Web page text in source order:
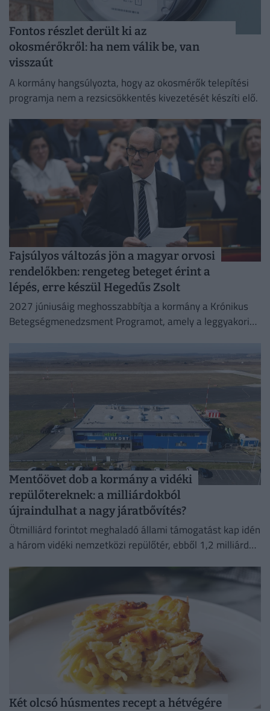
Fontos részlet derült ki az
okosmérőkről: ha nem válik be, van
visszaút
A kormány hangsúlyozta, hogy az okosmérők telepítési
programja nem a rezsicsökkentés kivezetését készíti elő.
Fajsúlyos változás jön a magyar orvosi
rendelőkben: rengeteg beteget érint a
lépés, erre készül Hegedűs Zsolt
2027 júniusáig meghosszabbítja a kormány a Krónikus
Betegségmenedzsment Programot, amely a leggyakoribb
Mentőövet dob a kormány a vidéki
repülőtereknek: a milliárdokból
újraindulhat a nagy járatbővítés?
Ötmilliárd forintot meghaladó állami támogatást kap idén
a három vidéki nemzetközi repülőtér, ebből 1,2 milliárd
Két olcsó húsmentes recept a hétvégére